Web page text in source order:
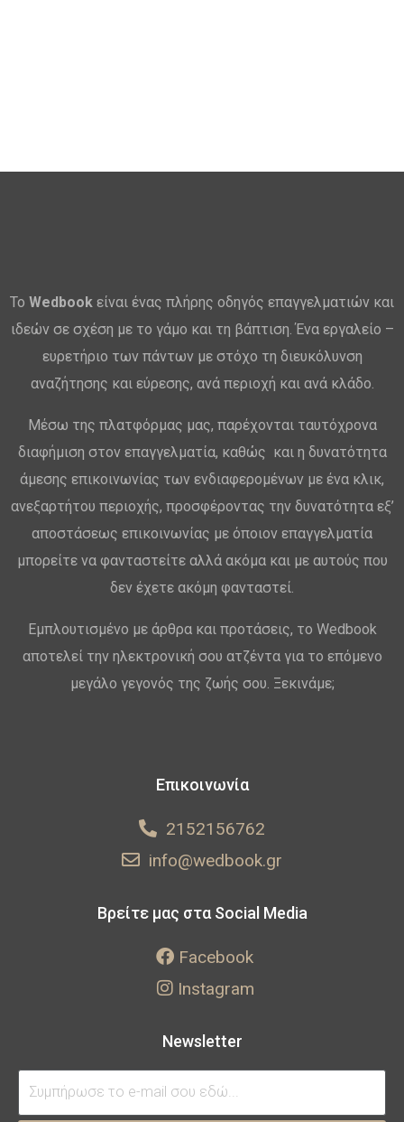
Το Wedbook είναι ένας πλήρης οδηγός επαγγελματιών και
ιδεών σε σχέση με το γάμο και τη βάπτιση. Ένα εργαλείο –
ευρετήριο των πάντων με στόχο τη διευκόλυνση
αναζήτησης και εύρεσης, ανά περιοχή και ανά κλάδο.
Μέσω της πλατφόρμας μας, παρέχονται ταυτόχρονα
διαφήμιση στον επαγγελματία, καθώς και η δυνατότητα
άμεσης επικοινωνίας των ενδιαφερομένων με ένα κλικ,
ανεξαρτήτου περιοχής, προσφέροντας την δυνατότητα εξ’
αποστάσεως επικοινωνίας με όποιον επαγγελματία
μπορείτε να φανταστείτε αλλά ακόμα και με αυτούς που
δεν έχετε ακόμη φανταστεί.
Εμπλουτισμένο με άρθρα και προτάσεις, το Wedbook
αποτελεί την ηλεκτρονική σου ατζέντα για το επόμενο
μεγάλο γεγονός της ζωής σου. Ξεκινάμε;
Επικοινωνία
2152156762
info@wedbook.gr
Βρείτε μας στα Social Media
Facebook
Instagram
Newsletter